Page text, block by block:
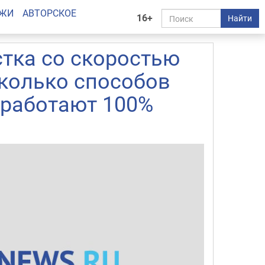
16+ Найти
АВТОРСКОЕ
со скоростью
способов
100%